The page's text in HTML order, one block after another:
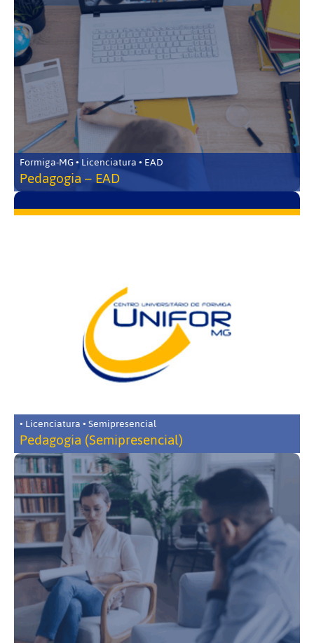
Formiga-MG • Licenciatura • EAD
Pedagogia – EAD
• Licenciatura • Semipresencial
Pedagogia (Semipresencial)